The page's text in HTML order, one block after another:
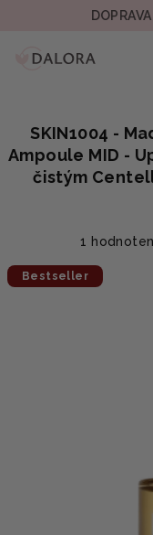
DOPRAVA
SKIN1004 -
Ampoule MID -
čistým
Priemerné
produktu
1
Bestseller